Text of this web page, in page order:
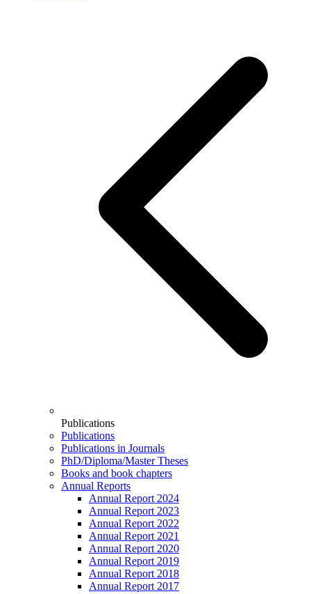
Publications
Publications
Publications in Journals
PhD/Diploma/Master Theses
Books and book chapters
Annual Reports
Annual Report 2024
Annual Report 2023
Annual Report 2022
Annual Report 2021
Annual Report 2020
Annual Report 2019
Annual Report 2018
Annual Report 2017